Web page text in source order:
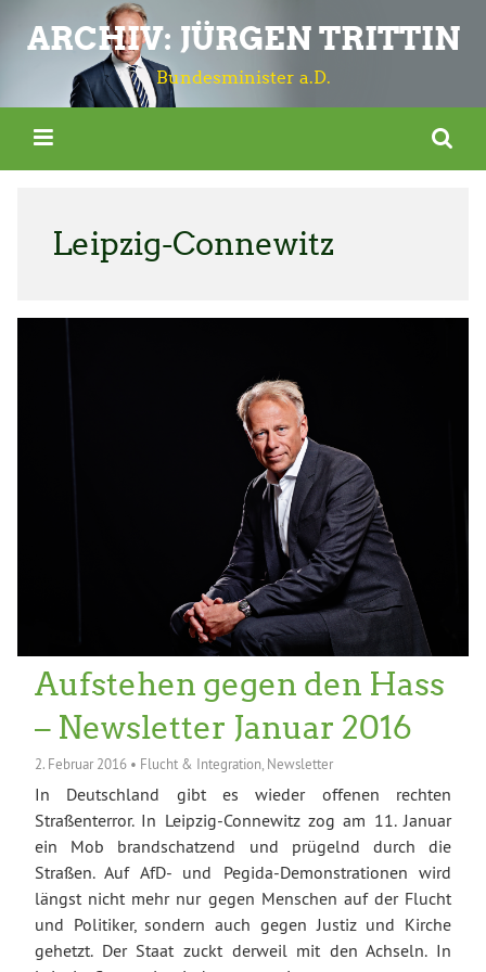
ARCHIV: JÜRGEN TRITTIN
Bundesminister a.D.
Leipzig-Connewitz
Aufstehen gegen den Hass
– Newsletter Januar 2016
2. Februar 2016 • Flucht & Integration Newsletter
In Deutschland gibt es wieder offenen rechten
Straßenterror. In Leipzig-Connewitz zog am 11. Januar
ein Mob brandschatzend und prügelnd durch die
Straßen. Auf AfD- und Pegida-Demonstrationen wird
längst nicht mehr nur gegen Menschen auf der Flucht
und Politiker, sondern auch gegen Justiz und Kirche
gehetzt. Der Staat zuckt derweil mit den Achseln. In